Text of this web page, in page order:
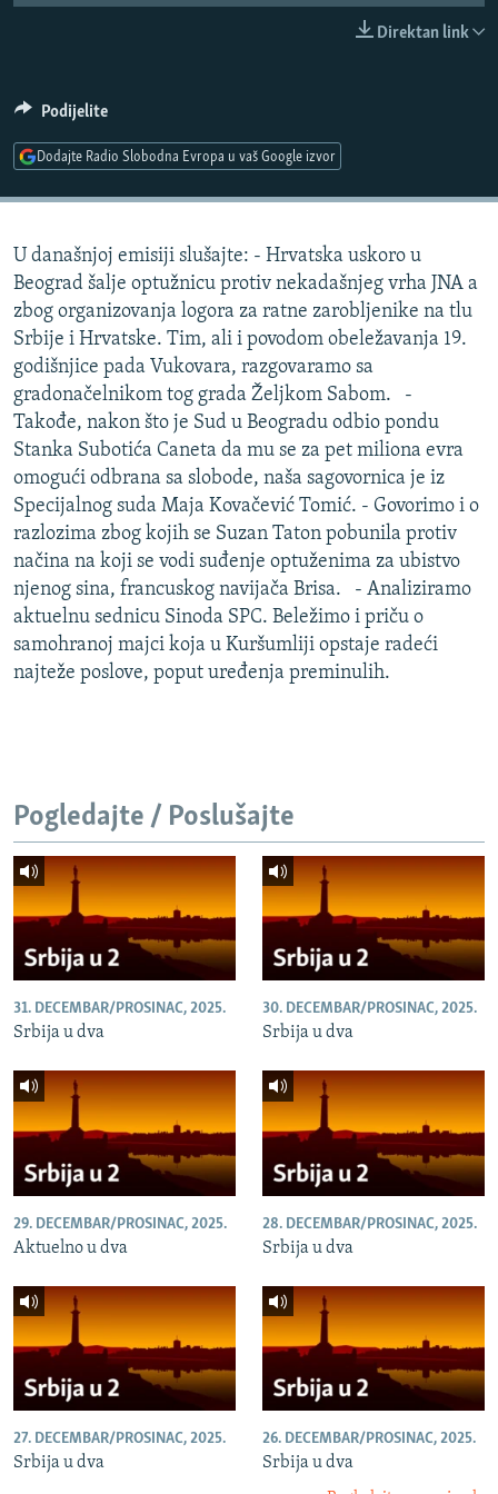
SPECIJALI RSE
VIŠE OD NASLOVA
TV LIBERTY
POST SCRIPTUM
MOJA EVROPA
TRI DECENIJE OD RATA U BIH
SVE KARTE DEJTONA
NASTANAK I RASPAD JUGOSLAVIJE
PRATITE NAS
Sve RFE/RL stranice
Direktan link
Podijelite
Dodajte Radio Slobodna Evropa u vaš Google izvor
U današnjoj emisiji slušajte: - Hrvatska uskoro u
Beograd šalje optužnicu protiv nekadašnjeg vrha JNA a
zbog organizovanja logora za ratne zarobljenike na tlu
Srbije i Hrvatske. Tim, ali i povodom obeležavanja 19.
godišnjice pada Vukovara, razgovaramo sa
gradonačelnikom tog grada Željkom Sabom. -
Takođe, nakon što je Sud u Beogradu odbio pondu
Stanka Subotića Caneta da mu se za pet miliona evra
omogući odbrana sa slobode, naša sagovornica je iz
Specijalnog suda Maja Kovačević Tomić. - Govorimo i o
razlozima zbog kojih se Suzan Taton pobunila protiv
načina na koji se vodi suđenje optuženima za ubistvo
njenog sina, francuskog navijača Brisa. - Analiziramo
aktuelnu sednicu Sinoda SPC. Beležimo i priču o
samohranoj majci koja u Kuršumliji opstaje radeći
najteže poslove, poput uređenja preminulih.
Pogledajte / Poslušajte
31. DECEMBAR/PROSINAC, 2025.
Srbija u dva
30. DECEMBAR/PROSINAC, 2025.
Srbija u dva
29. DECEMBAR/PROSINAC, 2025.
Aktuelno u dva
28. DECEMBAR/PROSINAC, 2025.
Srbija u dva
27. DECEMBAR/PROSINAC, 2025.
Srbija u dva
26. DECEMBAR/PROSINAC, 2025.
Srbija u dva